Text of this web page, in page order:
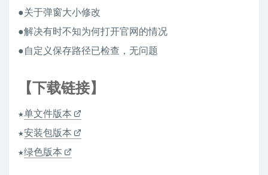
●关于弹窗大小修改
●解决有时不知为何打开官网的情况
●自定义保存路径已检查，无问题
【下载链接】
★单文件版本
★安装包版本
★绿色版本